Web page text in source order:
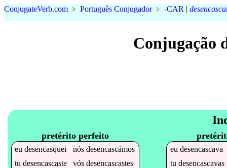
ConjugateVerb.com ﹥ Português Conjugador﹥ -CAR |
Conjugação
pretérito perfeito
eudesencasquei nósdesencascámos
tudesencascaste vósdesencascastes
eu desencascava
tu desencascavas